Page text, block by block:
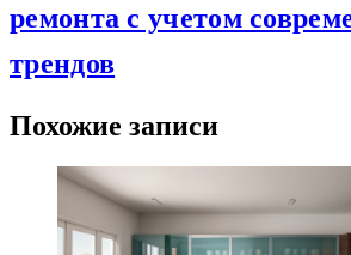
ремонта с учетом
трендов
Похожие записи